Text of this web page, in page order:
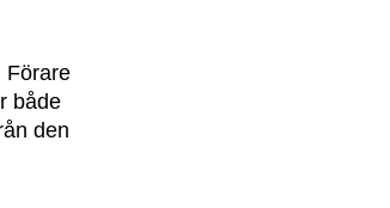
Förare
både
den